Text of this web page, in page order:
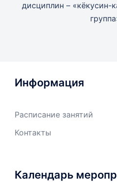
дисциплин – «кёкусин-
Информация
Расписание занятий
Контакты
Календарь